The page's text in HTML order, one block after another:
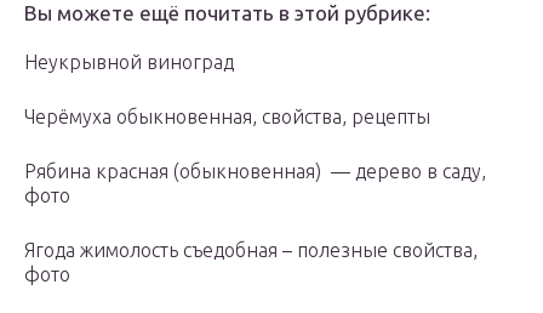
Вы можете ещё почитать в этой рубрике:
Неукрывной виноград
Черёмуха обыкновенная, свойства, рецепты
Рябина красная (обыкновенная) — дерево в саду,
фото
Ягода жимолость съедобная – полезные свойства,
фото